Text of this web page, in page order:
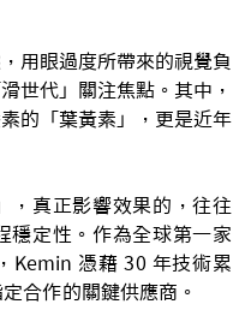
用眼過度所帶來的視覺負
世代」關注焦點。其中，
的「葉黃素」，更是近年
，真正影響效果的，往往
穩定性。 作為全球第一家
Kemin 憑藉 30 年技術累
合作的關鍵供應商。